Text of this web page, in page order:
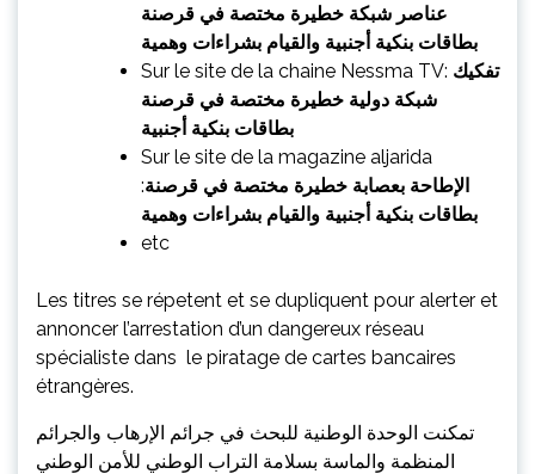
عناصر شبكة خطيرة مختصة في قرصنة
بطاقات بنكية أجنبية والقيام بشراءات وهمية
Sur le site de la chaine Nessma TV: تفكيك
شبكة دولية خطيرة مختصة في قرصنة
بطاقات بنكية أجنبية
Sur le site de la magazine aljarida
:الإطاحة بعصابة خطيرة مختصة في قرصنة
بطاقات بنكية أجنبية والقيام بشراءات وهمية
etc
Les titres se répetent et se dupliquent pour alerter et
annoncer l’arrestation d’un dangereux réseau
spécialiste dans le piratage de cartes bancaires
étrangères.
تمكنت الوحدة الوطنية للبحث في جرائم الإرهاب والجرائم
المنظمة والماسة بسلامة التراب الوطني للأمن الوطني